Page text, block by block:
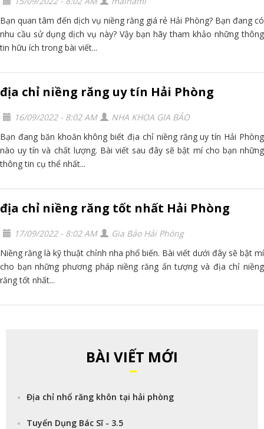
Bạn quan tâm đến dịch vụ niềng răng giá rẻ Hải Phòng? Bạn đang có
nhu cầu sử dụng dịch vụ này? Vậy bạn hãy tham khảo những thông
tin hữu ích trong bài viết...
địa chỉ niềng răng uy tín Hải Phòng
16/09/2022 - 8:02 AM
NHA KHOA GIA BẢO
Bạn đang băn khoăn không biết địa chỉ niềng răng uy tín Hải Phòng
nào uy tín và chất lượng. Bài viết sau đây sẽ bật mí cho bạn những
thông tin cụ thể nhất...
địa chỉ niềng răng tốt nhất Hải Phòng
17/09/2022 - 8:02 AM
Gia Bảo Hải Phòng
Niềng răng là kỹ thuật chỉnh nha phổ biến. Bài viết dưới đây sẽ bật mí
cho bạn những phương pháp niềng răng ấn tượng và địa chỉ niềng
răng tốt nhất...
BÀI VIẾT MỚI
Địa chỉ nhổ răng khôn tại hải phòng
Tuyển Dụng Bác Sĩ - 3.5